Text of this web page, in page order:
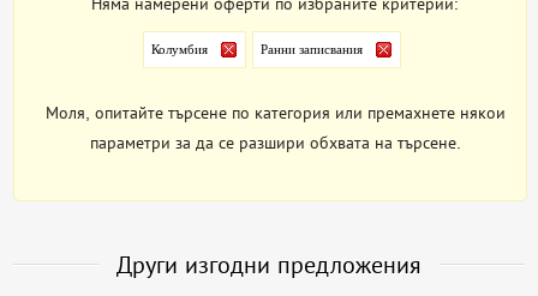
Колумбия Ранни записвания
Моля, опитайте търсене по категория или премахнете някои
параметри за да се разшири обхвата на търсене.
Други изгодни предложения